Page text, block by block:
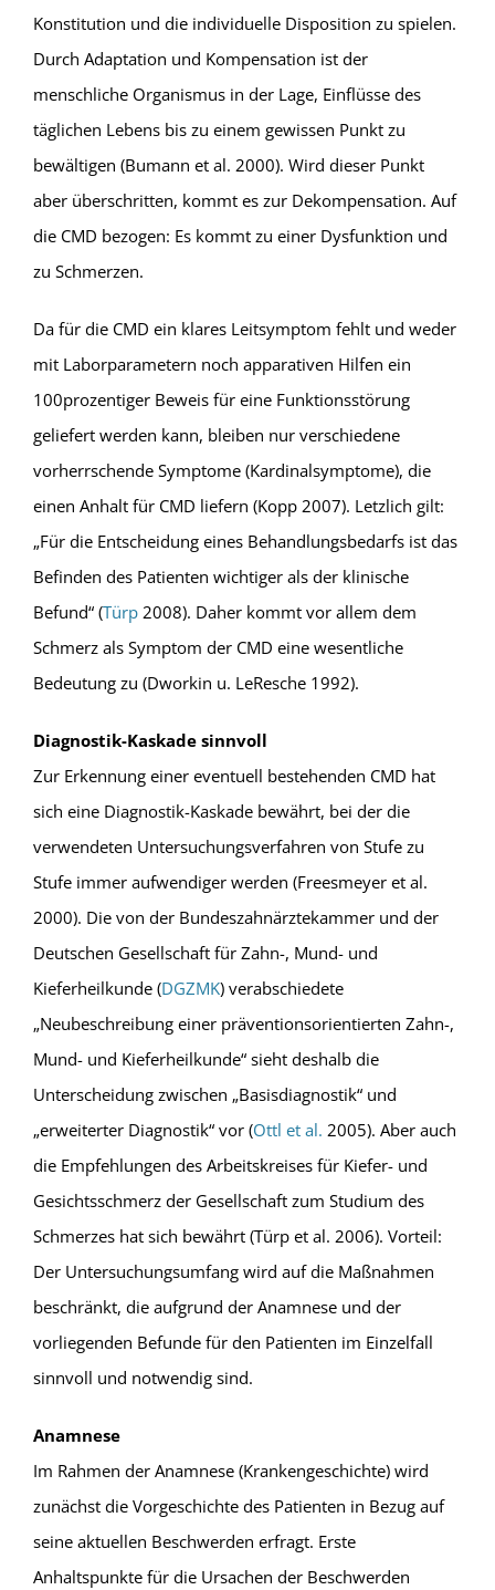
Konstitution und die individuelle Disposition zu spielen.
Durch Adaptation und Kompensation ist der
menschliche Organismus in der Lage, Einflüsse des
täglichen Lebens bis zu einem gewissen Punkt zu
bewältigen (Bumann et al. 2000). Wird dieser Punkt
aber überschritten, kommt es zur Dekompensation. Auf
die CMD bezogen: Es kommt zu einer Dysfunktion und
zu Schmerzen.
Da für die CMD ein klares Leitsymptom fehlt und weder
mit Laborparametern noch apparativen Hilfen ein
100prozentiger Beweis für eine Funktionsstörung
geliefert werden kann, bleiben nur verschiedene
vorherrschende Symptome (Kardinalsymptome), die
einen Anhalt für CMD liefern (Kopp 2007). Letzlich gilt:
„Für die Entscheidung eines Behandlungsbedarfs ist das
Befinden des Patienten wichtiger als der klinische
Befund“ (Türp2008). Daher kommt vor allem dem
Schmerz als Symptom der CMD eine wesentliche
Bedeutung zu (Dworkin u. LeResche 1992).
Diagnostik-Kaskade sinnvoll
Zur Erkennung einer eventuell bestehenden CMD hat
sich eine Diagnostik-Kaskade bewährt, bei der die
verwendeten Untersuchungsverfahren von Stufe zu
Stufe immer aufwendiger werden (Freesmeyer et al.
2000). Die von der Bundeszahnärztekammer und der
Deutschen Gesellschaft für Zahn-, Mund- und
Kieferheilkunde (DGZMK) verabschiedete
„Neubeschreibung einer präventionsorientierten Zahn-,
Mund- und Kieferheilkunde“ sieht deshalb die
Unterscheidung zwischen „Basisdiagnostik“ und
„erweiterter Diagnostik“ vor (Ottl et al. 2005). Aber auch
die Empfehlungen des Arbeitskreises für Kiefer- und
Gesichtsschmerz der Gesellschaft zum Studium des
Schmerzes hat sich bewährt (Türp et al. 2006). Vorteil:
Der Untersuchungsumfang wird auf die Maßnahmen
beschränkt, die aufgrund der Anamnese und der
vorliegenden Befunde für den Patienten im Einzelfall
sinnvoll und notwendig sind.
Anamnese
Im Rahmen der Anamnese (Krankengeschichte) wird
zunächst die Vorgeschichte des Patienten in Bezug auf
seine aktuellen Beschwerden erfragt. Erste
Anhaltspunkte für die Ursachen der Beschwerden